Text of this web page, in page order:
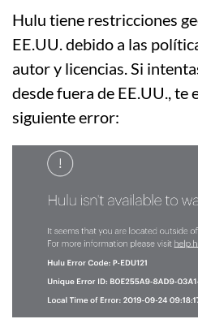
Hulu tiene restricciones
EE.UU. debido a las
autor y licencias. Si
desde fuera de EE.UU., te
siguiente error: